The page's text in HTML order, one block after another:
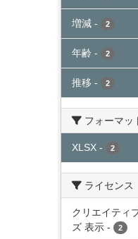
増減 - 2
年齢 - 2
推移 - 2
フォーマッ
XLSX - 2
ライセンス
クリエイティ
ズ 表示 - 2